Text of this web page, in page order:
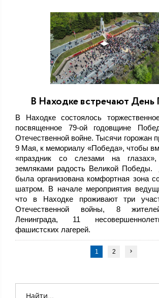
В Находке встречают
В Находке состоялось
посвященное 79-ой годовщине
Отечественной войне. Тысячи горожан
9 Мая, к мемориалу «Победа», чтобы
«праздник со слезами на
земляками радость Великой Победы.
была организована комфортная зона
шатром. В начале мероприятия
что в Находке проживают три
Отечественной войны, 8
Ленинграда, 11
фашистских лагерей.
1 2